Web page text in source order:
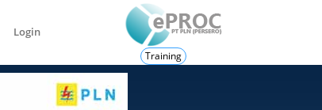
Training
Login